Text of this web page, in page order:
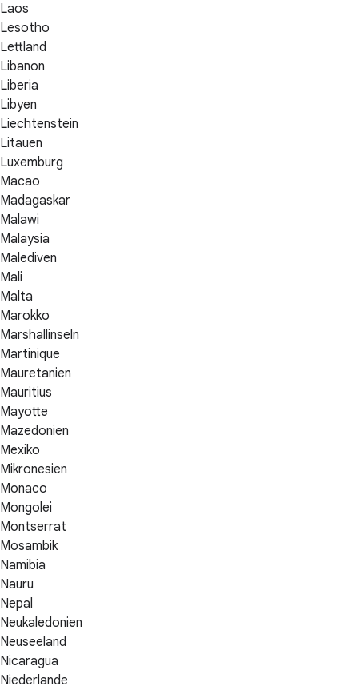
Laos
Lesotho
Lettland
Libanon
Liberia
Libyen
Liechtenstein
Litauen
Luxemburg
Macao
Madagaskar
Malawi
Malaysia
Malediven
Mali
Malta
Marokko
Marshallinseln
Martinique
Mauretanien
Mauritius
Mayotte
Mazedonien
Mexiko
Mikronesien
Monaco
Mongolei
Montserrat
Mosambik
Namibia
Nauru
Nepal
Neukaledonien
Neuseeland
Nicaragua
Niederlande